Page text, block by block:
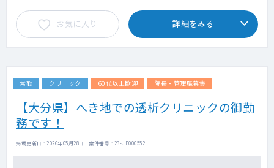
お気に入り 詳細をみる
常勤 クリニック 60代以上歓迎 院長・管理職募集
【大分県】へき地での透析クリニックの御勤
務です！
掲載更新日 : 2026年05月28日 案件番号 : 23-JF000552